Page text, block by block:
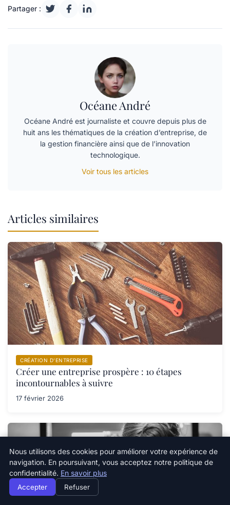
Partager :
Océane André
Océane André est journaliste et couvre depuis plus de
huit ans les thématiques de la création d’entreprise, de
la gestion financière ainsi que de l’innovation
technologique.
Voir tous les articles
Articles similaires
CRÉATION D’ENTREPRISE
Créer une entreprise prospère : 10 étapes
incontournables à suivre
17 février 2026
Nous utilisons des cookies pour améliorer votre expérience de
navigation. En poursuivant, vous acceptez notre politique de
confidentialité. En savoir plus
Accepter Refuser